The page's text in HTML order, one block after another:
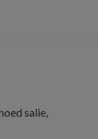
salie,